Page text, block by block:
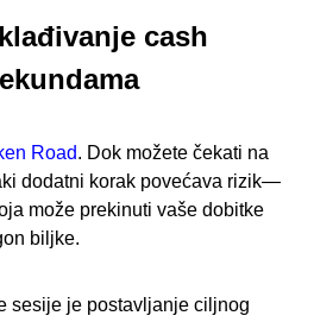
cash
Road. Dok možete čekati na
dodatni korak povećava rizik—
može prekinuti vaše dobitke
biljke.
sesije je postavljanje ciljnog